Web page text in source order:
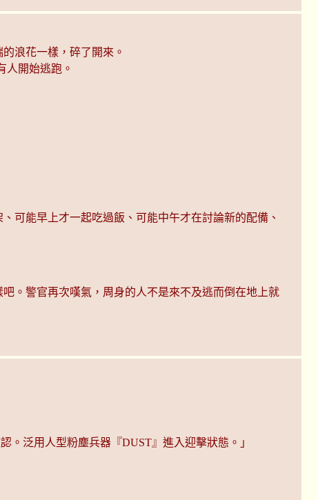
浪花一樣，碎了開來。
人開始逃跑。
可能早上才一起吃過飯、可能中午才在討論新的配備、
。警官再次嘆氣，周身的人不是來不及逃而倒在地上就
。泛用人型粉塵兵器『DUST』進入迎擊狀態。」